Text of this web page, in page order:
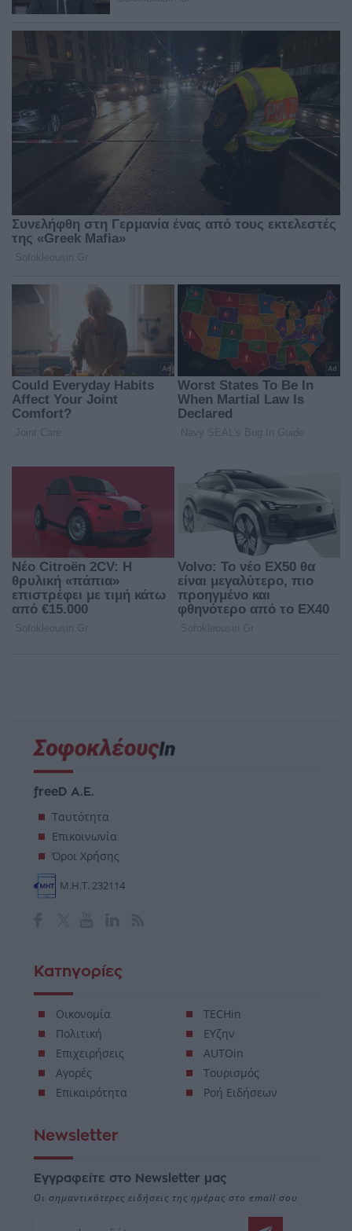
freeD Α.Ε.
Ταυτότητα
Επικοινωνία
Όροι Χρήσης
Μ.Η.Τ. 232114
Κατηγορίες
Οικονομία
Πολιτική
Επιχειρήσεις
Αγορές
Επικαιρότητα
TECHin
ΕΥζην
AUTOin
Τουρισμός
Ροή Ειδήσεων
Newsletter
Εγγραφείτε στο Newsletter μας
Οι σημαντικότερες ειδήσεις της ημέρας στο email σου